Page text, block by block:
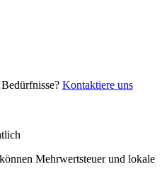
Kontaktiere uns
Mehrwertsteuer und lokale